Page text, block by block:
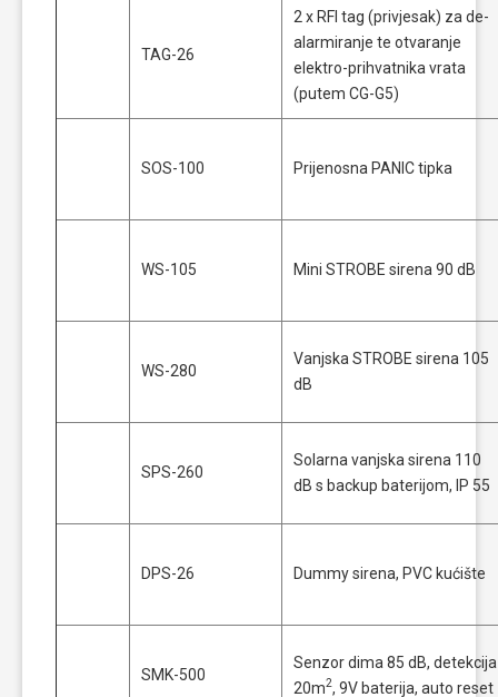
TAG-26
2 x RFI tag (privjesak) za de-
alarmiranje te otvaranje
elektro-prihvatnika vrata
(putem CG-G5)
SOS-100 Prijenosna PANIC tipka
WS-105 Mini STROBE sirena 90 dB
WS-280
Vanjska STROBE sirena 105
dB
SPS-260
Solarna vanjska sirena 110
dB s backup baterijom, IP 55
DPS-26 Dummy sirena, PVC kućište
SMK-500
Senzor dima 85 dB, detekcija
20m2, 9V baterija, auto reset